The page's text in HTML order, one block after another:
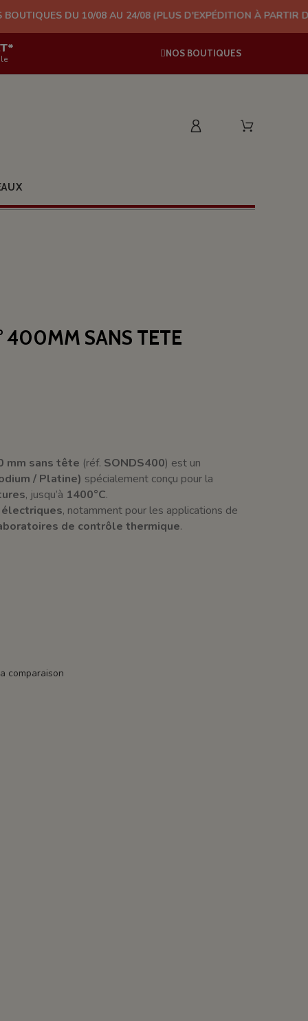
10/08 AU 24/08 (PLUS D'EXPÉDITION À PARTIR DU 05/08/2026)
NOS BOUTIQUES
400MM SANS TETE
mm sans tête (réf. SONDS400) est un
/ Platine) spécialement conçu pour la
, jusqu’à 1400°C.
électriques, notamment pour les applications de
de contrôle thermique.
comparaison